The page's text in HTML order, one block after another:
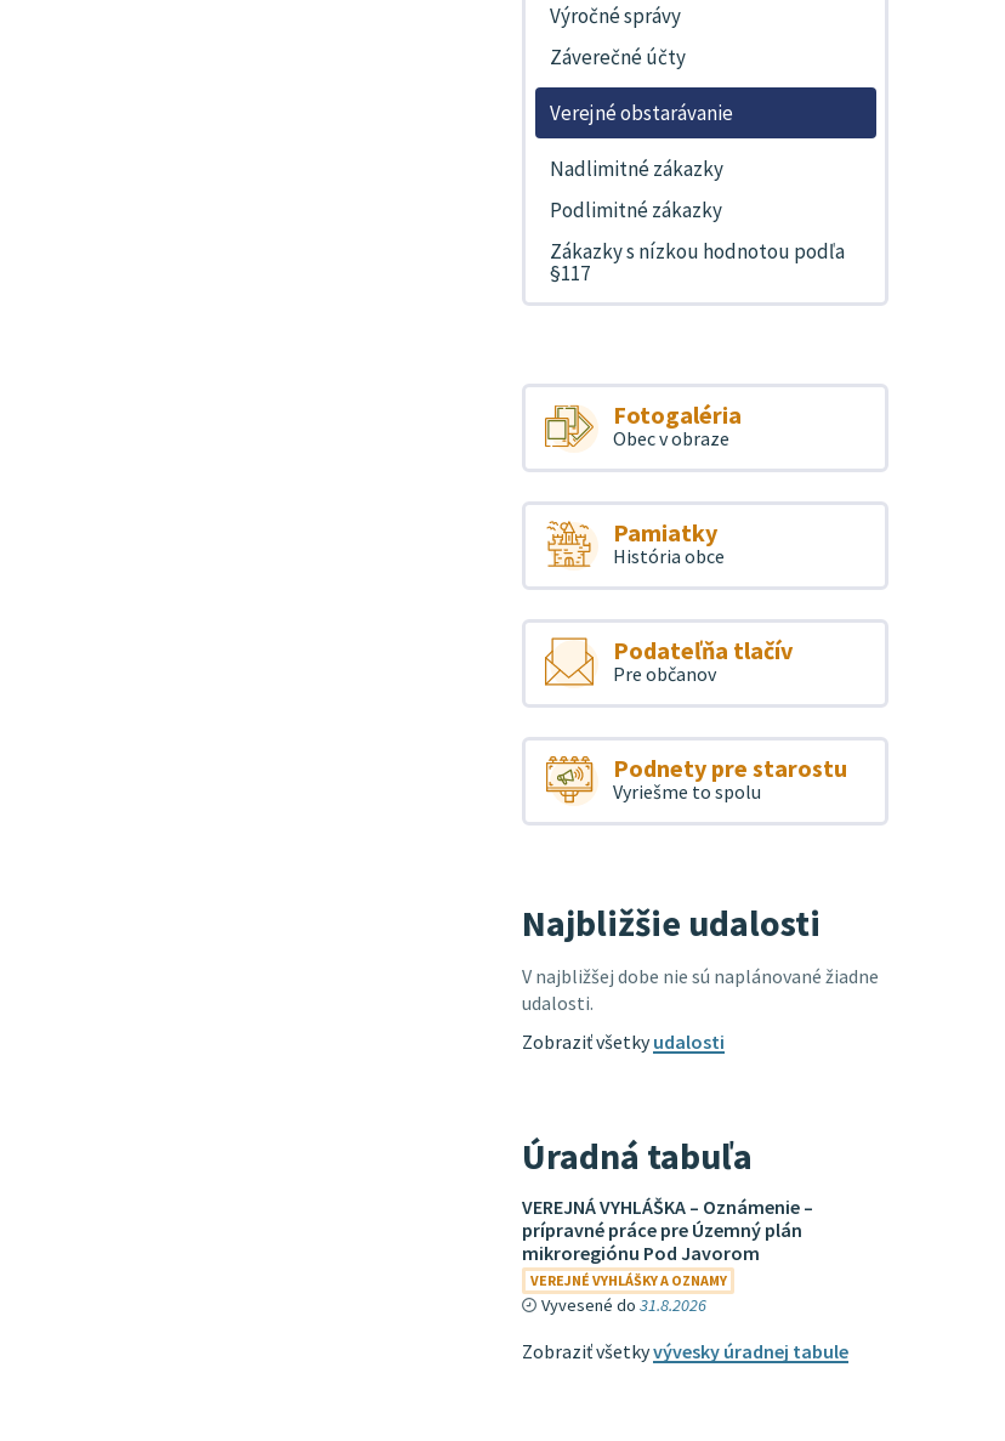
Výročné správy
Záverečné účty
Verejné obstarávanie
Nadlimitné zákazky
Podlimitné zákazky
Zákazky s nízkou hodnotou podľa
§117
Fotogaléria
Obec v obraze
Pamiatky
História obce
Podateľňa tlačív
Pre občanov
Podnety pre starostu
Vyriešme to spolu
Najbližšie udalosti
V najbližšej dobe nie sú naplánované žiadne
udalosti.
Zobraziť všetkyudalosti
Úradná tabuľa
VEREJNÁ VYHLÁŠKA – Oznámenie –
prípravné práce pre Územný plán
mikroregiónu Pod Javorom
VEREJNÉ VYHLÁŠKY A OZNAMY
Vyvesené do 31.8.2026
Zobraziť všetkyvývesky úradnej tabule